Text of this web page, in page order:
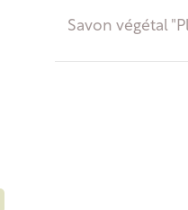
Savon végétal